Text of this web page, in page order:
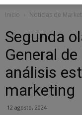
Inicio Noticias de
Segunda
General
análisis
marketing
12 agosto, 2024